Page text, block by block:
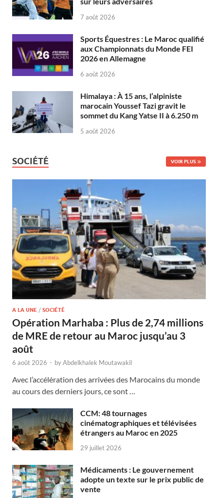
7 août 2026
Sports Équestres : Le Maroc qualifié
aux Championnats du Monde FEI
2026 en Allemagne
6 août 2026
Himalaya : À 15 ans, l’alpiniste
marocain Youssef Tazi gravit le
sommet du Kang Yatse II à 6.250 m
5 août 2026
SOCIÉTÉ VOIR PLUS
A LA UNE / SOCIÉTÉ
Opération Marhaba : Plus de 2,74 millions
de MRE de retour au Maroc jusqu’au 3
août
6 août 2026 - byAbdelkhalek Moutawakil
Avec l’accélération des arrivées des Marocains du monde
au cours des derniers jours, ce sont …
CCM: 48 tournages
cinématographiques et télévisées
étrangers au Maroc en 2025
29 juillet 2026
Médicaments : Le gouvernement
adopte un texte sur le prix public de
vente